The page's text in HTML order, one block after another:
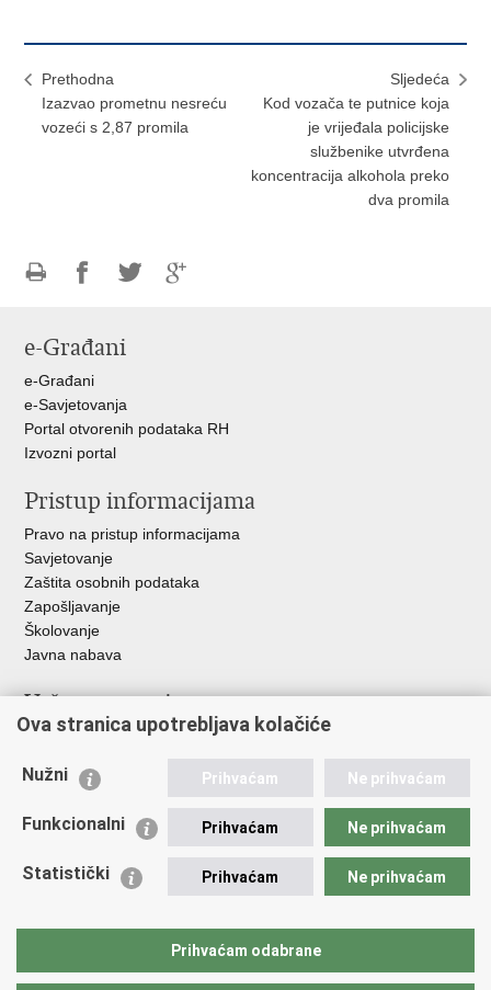
Prethodna
Izazvao prometnu nesreću
vozeći s 2,87 promila
Sljedeća
Kod vozača te putnice koja
je vrijeđala policijske
službenike utvrđena
koncentracija alkohola preko
dva promila
FacebookuTwitteru
e-Građani
e-Građani
e-Savjetovanja
Portal otvorenih podataka RH
Izvozni portal
Pristup informacijama
Pravo na pristup informacijama
Savjetovanje
Zaštita osobnih podataka
Zapošljavanje
Školovanje
Javna nabava
Važne poveznice
Ministarstvo unutarnjih poslova
Udruge
Policijska akademija
Zaklada policijske solidarnosti
Vučetić"
Ova stranica upotrebljava kolačiće
Nužni Prihvaćam Ne prihvaćam
Funkcionalni Prihvaćam Ne prihvaćam
Statistički Prihvaćam Ne prihvaćam
Prihvaćam odabrane